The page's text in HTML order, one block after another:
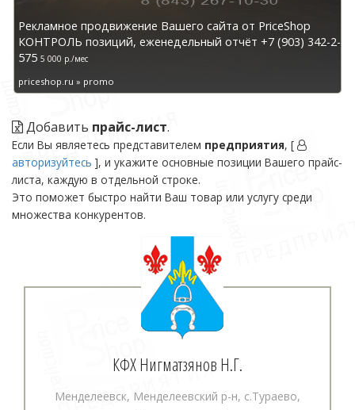
Рекламное продвижение Вашего сайта от PriceShop
КОНТРОЛЬ позиций, еженедельный отчёт +7 (903) 342-2-
575 5 000 р./мес
priceshop.ru » promo
Добавить прайс-лист.
Если Вы являетесь представителем предприятия, [
авторизуйтесь ], и укажите основные позиции Вашего прайс-
листа, каждую в отдельной строке.
Это поможет быстро найти Ваш товар или услугу среди
множества конкурентов.
КФХ Нигматзянов Н.Г.
Менделеевск, Менделеевский р-н, с.Тураево,